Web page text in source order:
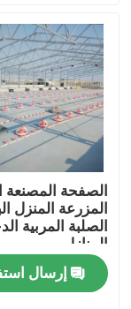
المنتجات
حولنا
جولة في المصنع
مراقبة الجودة
اتصل بنا
الصفحة المصنعة
المزرعة المنزل
الصلبة المربية
المنازل
إرسال